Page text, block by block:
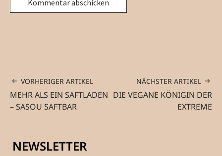
VORHERIGER ARTIKEL
MEHR ALS EIN SAFTLADEN
– SASOU SAFTBAR
NÄCHSTER ARTIKEL
DIE VEGANE KÖNIGIN DER
EXTREME
NEWSLETTER